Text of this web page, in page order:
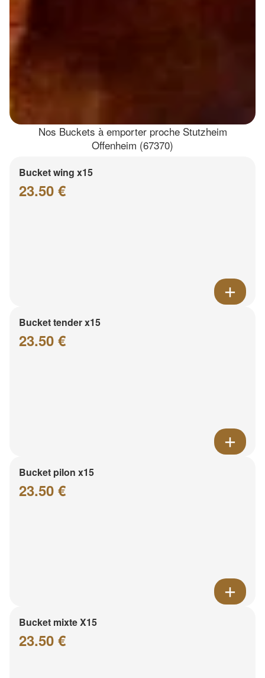
Nos Buckets à emporter proche Stutzheim
Offenheim (67370)
Bucket wing x15
23.50 €
Bucket tender x15
23.50 €
Bucket pilon x15
23.50 €
Bucket mixte X15
23.50 €